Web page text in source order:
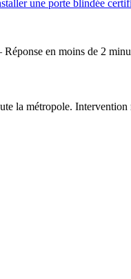
une porte blindée
en moins de 2
la métropole.